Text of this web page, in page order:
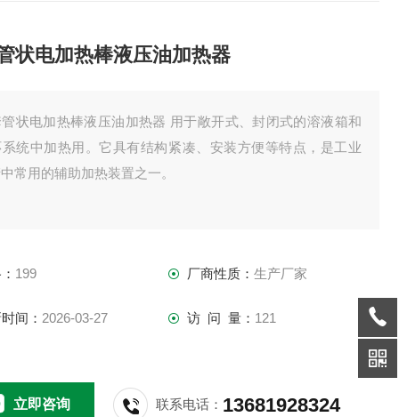
状电加热棒液压油加热器
状电加热棒液压油加热器 用于敞开式、封闭式的溶液箱和
统中加热用。它具有结构紧凑、安装方便等特点，是工业
常用的辅助加热装置之一。
199 厂商性质： 生产厂家
间： 2026-03-27 访 问 量： 121
立即咨询 联系电话： 13681928324